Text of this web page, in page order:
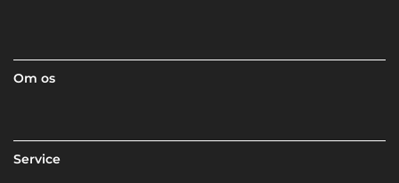
Om os
Service